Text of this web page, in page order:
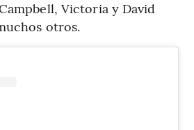
Victoria y David
otros.